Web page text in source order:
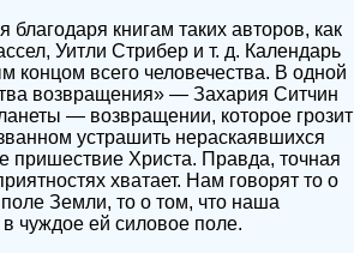
книгам таких авторов, как
Уитли Стрибер и т. д. Календарь
концом всего человечества. В одной
возвращения» — Захария Ситчин
— возвращении, которое грозит
устрашить нераскаявшихся
пришествие Христа. Правда, точная
хватает. Нам говорят то о
Земли, то о том, что наша
чуждое ей силовое поле.